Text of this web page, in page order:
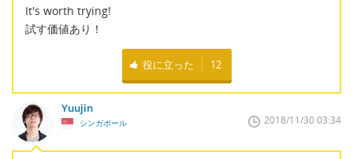
It's worth trying!
試す価値あり！
役に立った 12
Yuujin
シンガポール 2018/11/30 03:34